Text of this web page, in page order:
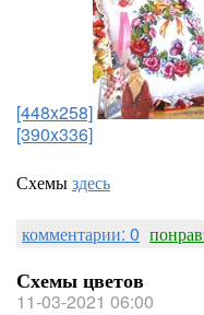
[448x258]
[390x336]
Схемыздесь
комментарии: 0
Схемы цветов
11-03-2021 06:00